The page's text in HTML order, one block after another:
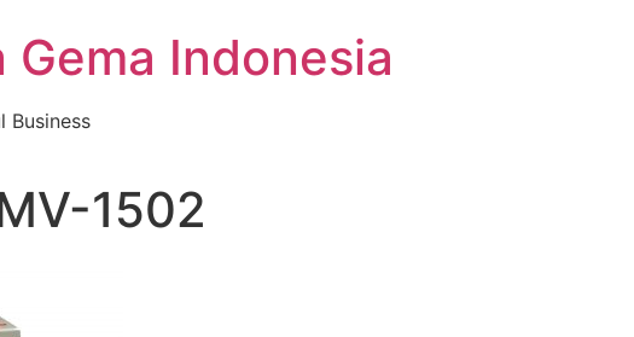
Indonesia
Business
1502